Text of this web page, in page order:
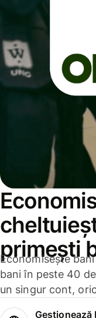
primești
Economisește
bani în peste 40
un singur cont,
Gestionează